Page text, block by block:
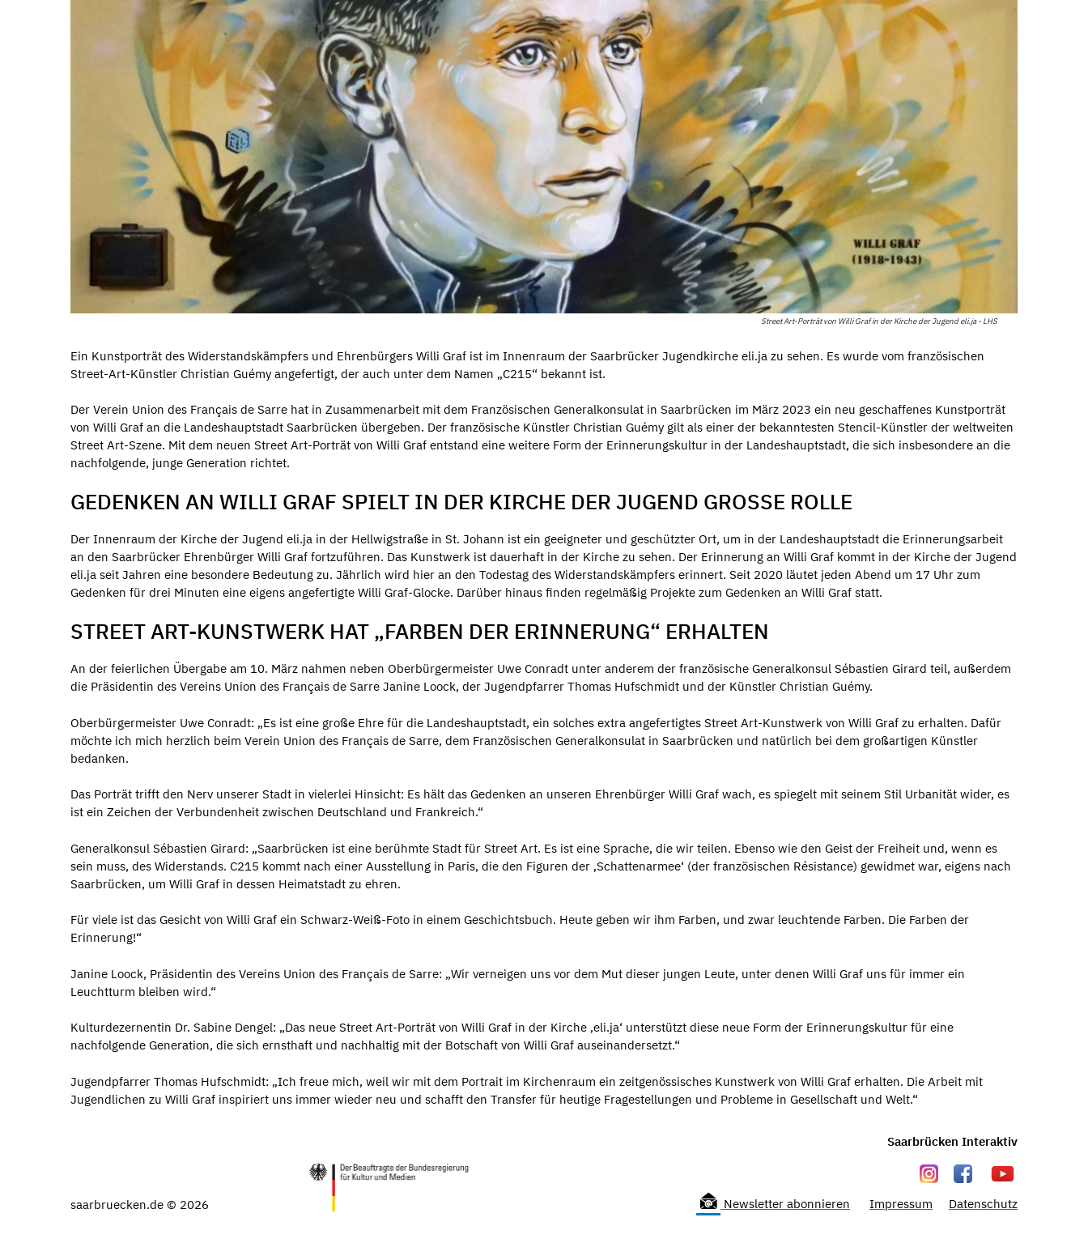
Street Art-Porträt von Willi Graf in der Kirche der Jugend eli.ja - LHS
Ein Kunstporträt des Widerstandskämpfers und Ehrenbürgers Willi Graf ist im Innenraum der Saarbrücker Jugendkirche eli.ja zu sehen. Es wurde vom französischen
Street-Art-Künstler Christian Guémy angefertigt, der auch unter dem Namen „C215“ bekannt ist.
Der Verein Union des Français de Sarre hat in Zusammenarbeit mit dem Französischen Generalkonsulat in Saarbrücken im März 2023 ein neu geschaffenes Kunstporträt
von Willi Graf an die Landeshauptstadt Saarbrücken übergeben. Der französische Künstler Christian Guémy gilt als einer der bekanntesten Stencil-Künstler der weltweiten
Street Art-Szene. Mit dem neuen Street Art-Porträt von Willi Graf entstand eine weitere Form der Erinnerungskultur in der Landeshauptstadt, die sich insbesondere an die
nachfolgende, junge Generation richtet.
GEDENKEN AN WILLI GRAF SPIELT IN DER KIRCHE DER JUGEND GROSSE ROLLE
Der Innenraum der Kirche der Jugend eli.ja in der Hellwigstraße in St. Johann ist ein geeigneter und geschützter Ort, um in der Landeshauptstadt die Erinnerungsarbeit
an den Saarbrücker Ehrenbürger Willi Graf fortzuführen. Das Kunstwerk ist dauerhaft in der Kirche zu sehen. Der Erinnerung an Willi Graf kommt in der Kirche der Jugend
eli.ja seit Jahren eine besondere Bedeutung zu. Jährlich wird hier an den Todestag des Widerstandskämpfers erinnert. Seit 2020 läutet jeden Abend um 17 Uhr zum
Gedenken für drei Minuten eine eigens angefertigte Willi Graf-Glocke. Darüber hinaus finden regelmäßig Projekte zum Gedenken an Willi Graf statt.
STREET ART-KUNSTWERK HAT „FARBEN DER ERINNERUNG“ ERHALTEN
An der feierlichen Übergabe am 10. März nahmen neben Oberbürgermeister Uwe Conradt unter anderem der französische Generalkonsul Sébastien Girard teil, außerdem
die Präsidentin des Vereins Union des Français de Sarre Janine Loock, der Jugendpfarrer Thomas Hufschmidt und der Künstler Christian Guémy.
Oberbürgermeister Uwe Conradt: „Es ist eine große Ehre für die Landeshauptstadt, ein solches extra angefertigtes Street Art-Kunstwerk von Willi Graf zu erhalten. Dafür
möchte ich mich herzlich beim Verein Union des Français de Sarre, dem Französischen Generalkonsulat in Saarbrücken und natürlich bei dem großartigen Künstler
bedanken.
Das Porträt trifft den Nerv unserer Stadt in vielerlei Hinsicht: Es hält das Gedenken an unseren Ehrenbürger Willi Graf wach, es spiegelt mit seinem Stil Urbanität wider, es
ist ein Zeichen der Verbundenheit zwischen Deutschland und Frankreich.“
Generalkonsul Sébastien Girard: „Saarbrücken ist eine berühmte Stadt für Street Art. Es ist eine Sprache, die wir teilen. Ebenso wie den Geist der Freiheit und, wenn es
sein muss, des Widerstands. C215 kommt nach einer Ausstellung in Paris, die den Figuren der ‚Schattenarmee‘ (der französischen Résistance) gewidmet war, eigens nach
Saarbrücken, um Willi Graf in dessen Heimatstadt zu ehren.
Für viele ist das Gesicht von Willi Graf ein Schwarz-Weiß-Foto in einem Geschichtsbuch. Heute geben wir ihm Farben, und zwar leuchtende Farben. Die Farben der
Erinnerung!“
Janine Loock, Präsidentin des Vereins Union des Français de Sarre: „Wir verneigen uns vor dem Mut dieser jungen Leute, unter denen Willi Graf uns für immer ein
Leuchtturm bleiben wird.“
Kulturdezernentin Dr. Sabine Dengel: „Das neue Street Art-Porträt von Willi Graf in der Kirche ‚eli.ja‘ unterstützt diese neue Form der Erinnerungskultur für eine
nachfolgende Generation, die sich ernsthaft und nachhaltig mit der Botschaft von Willi Graf auseinandersetzt.“
Jugendpfarrer Thomas Hufschmidt: „Ich freue mich, weil wir mit dem Portrait im Kirchenraum ein zeitgenössisches Kunstwerk von Willi Graf erhalten. Die Arbeit mit
Jugendlichen zu Willi Graf inspiriert uns immer wieder neu und schafft den Transfer für heutige Fragestellungen und Probleme in Gesellschaft und Welt.“
saarbruecken.de © 2026
Saarbrücken Interaktiv
Newsletter abonnieren Impressum Datenschutz